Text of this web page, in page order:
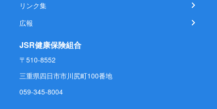
リンク集
広報
JSR健康保険組合
〒510-8552
三重県四日市市川尻町100番地
059-345-8004